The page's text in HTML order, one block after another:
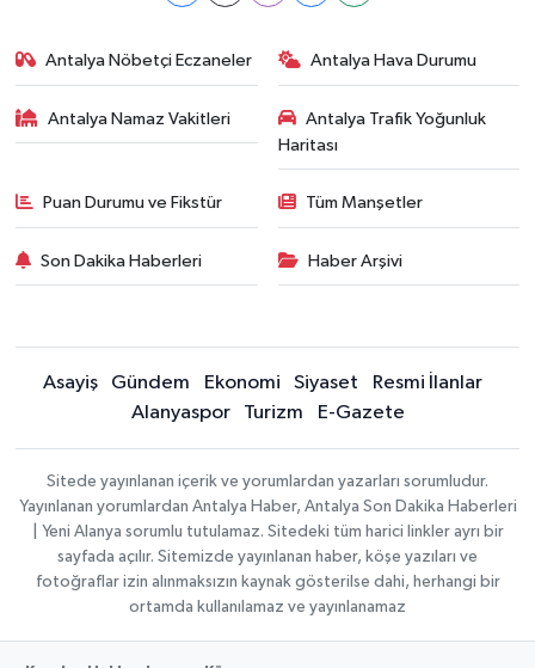
Antalya Nöbetçi Eczaneler Antalya Hava Durumu
Antalya Namaz Vakitleri
Antalya Trafik Yoğunluk
Haritası
Puan Durumu ve Fikstür Tüm Manşetler
Son Dakika Haberleri Haber Arşivi
Asayiş Gündem Ekonomi Siyaset
Resmi İlanlar
Alanyaspor
Turizm E-Gazete
Sitede yayınlanan içerik ve yorumlardan yazarları sorumludur.
Yayınlanan yorumlardan Antalya Haber, Antalya Son Dakika Haberleri
| Yeni Alanya sorumlu tutulamaz. Sitedeki tüm harici linkler ayrı bir
sayfada açılır. Sitemizde yayınlanan haber, köşe yazıları ve
fotoğraflar izin alınmaksızın kaynak gösterilse dahi, herhangi bir
ortamda kullanılamaz ve yayınlanamaz